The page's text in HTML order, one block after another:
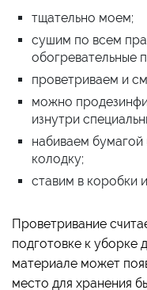
тщательно моем;
сушим по всем
обогревательные
проветриваем и
можно
изнутри
набиваем
колодку;
ставим в коробки
Проветривание
подготовке к уборке
материале может
место для хранения